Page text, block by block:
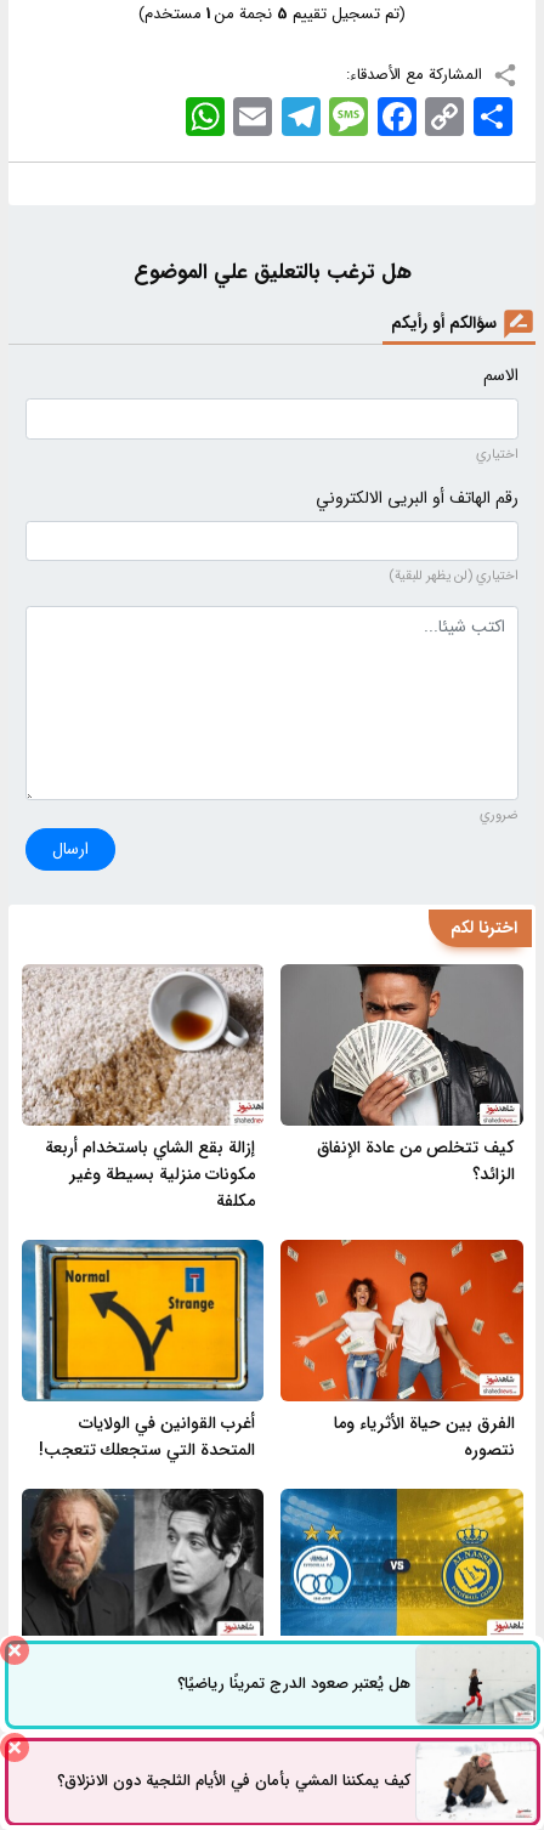
(تم تسجيل تقييم 5 نجمة من1 مستخدم)
المشاركة مع الأصدقاء:
WhatsApp EmailTelegramMessageFacebook Copy
Link
اشتراک
هل ترغب بالتعليق علي الموضوع
سؤالكم أو رأيكم
الاسم
اختياري
رقم الهاتف أو البريى الالكتروني
اختياري (لن يظهر للبقية)
نص التعليق
ضروري
ارسال
اخترنا لكم
كيف تتخلص من عادة الإنفاق
الزائد؟
إزالة بقع الشاي باستخدام أربعة
مكونات منزلية بسيطة وغير
مكلفة
الفرق بين حياة الأثرياء وما
نتصوره
أغرب القوانين في الولايات
المتحدة التي ستجعلك تتعجب!
استقلال طهران والنصر السعودي
مواجهة بين لاعبي بختياري زاده
وأصدقاء رونالدو في دبي الليلة
آل باتشينو:
لمواجهة تحديات الشهرة
هل يُعتبر صعود الدرج تمرينًا رياضيًا؟
كيف يمكننا المشي بأمان في الأيام الثلجية دون الانزلاق؟